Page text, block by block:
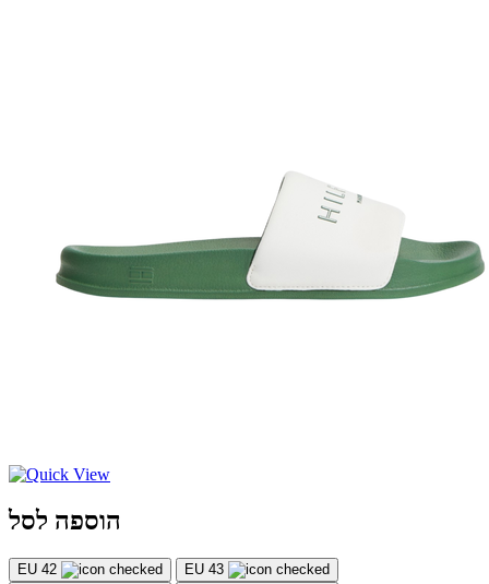
הוספה לסל
EU 42
EU 43